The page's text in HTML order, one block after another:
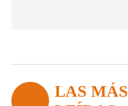
LAS MÁS